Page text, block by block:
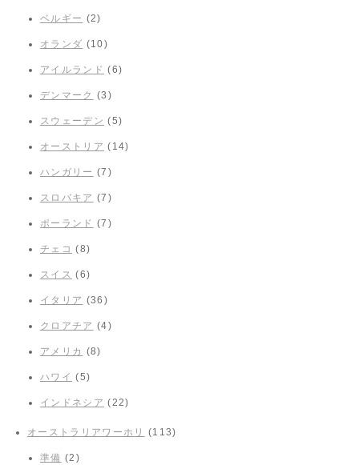
ベルギー (2)
オランダ (10)
アイルランド (6)
デンマーク (3)
スウェーデン (5)
オーストリア (14)
ハンガリー (7)
スロバキア (7)
ポーランド (7)
チェコ (8)
スイス (6)
イタリア (36)
クロアチア (4)
アメリカ (8)
ハワイ (5)
インドネシア (22)
オーストラリアワーホリ (113)
準備 (2)